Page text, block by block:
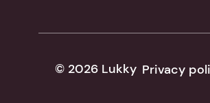
Privacy
© 2026 Lukky